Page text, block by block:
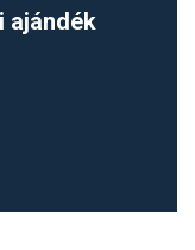
ajándék